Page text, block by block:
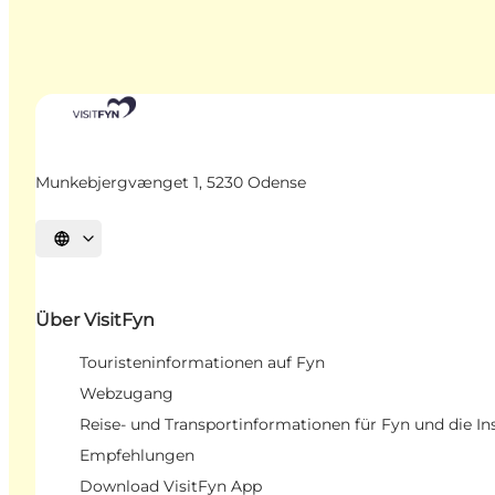
Munkebjergvænget 1, 5230 Odense
Sprache auswählen
Über VisitFyn
Touristeninformationen auf Fyn
Webzugang
Reise- und Transportinformationen für Fyn und die
Empfehlungen
Download VisitFyn App